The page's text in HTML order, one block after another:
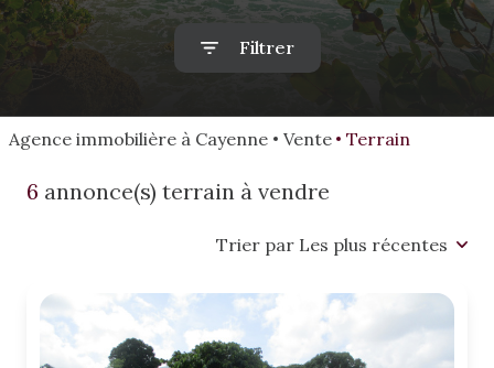
alerte
mail
Filtrer
Agence immobilière à Cayenne Vente Terrain
6 annonce(s) terrain à vendre
Trier par Les plus récentes